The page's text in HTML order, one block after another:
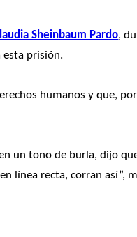
Sheinbaum Pardo,
prisión.
humanos y que,
un tono de burla, dijo
línea recta, corran así”,